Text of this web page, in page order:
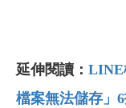
延伸閱讀： LINE
檔案無法儲存」6